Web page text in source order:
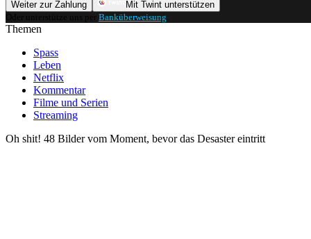
Weiter zur Zahlung
Mit Twint unterstützen
Oder unterstütze uns per Banküberweisung
Themen
Spass
Leben
Netflix
Kommentar
Filme und Serien
Streaming
Oh shit! 48 Bilder vom Moment, bevor das Desaster eintritt